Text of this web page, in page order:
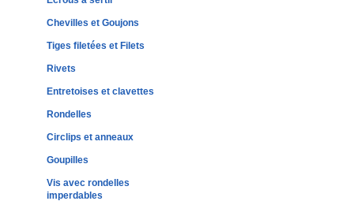
Chevilles et Goujons
Tiges filetées et Filets
Rivets
Entretoises et clavettes
Rondelles
Circlips et anneaux
Goupilles
Vis avec rondelles
imperdables